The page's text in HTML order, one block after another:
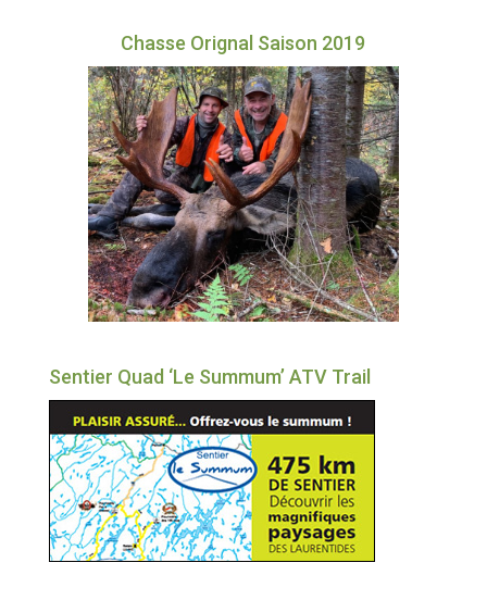
Chasse Orignal Saison 2019
Sentier Quad ‘Le Summum’ ATV Trail